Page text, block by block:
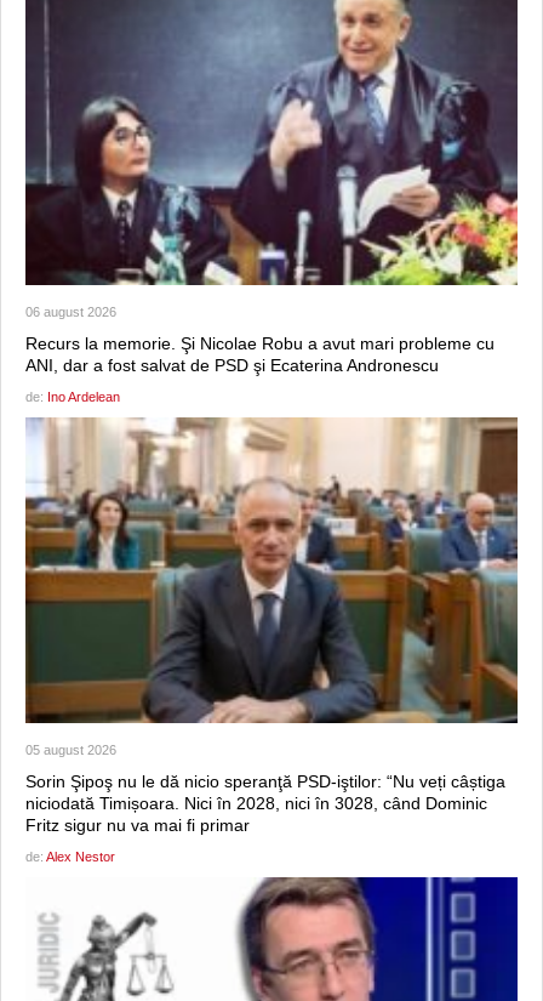
06 august 2026
Recurs la memorie. Şi Nicolae Robu a avut mari probleme cu
ANI, dar a fost salvat de PSD şi Ecaterina Andronescu
de: Ino Ardelean
05 august 2026
Sorin Şipoş nu le dă nicio speranţă PSD-iştilor: “Nu veți câștiga
niciodată Timișoara. Nici în 2028, nici în 3028, când Dominic
Fritz sigur nu va mai fi primar
de: Alex Nestor